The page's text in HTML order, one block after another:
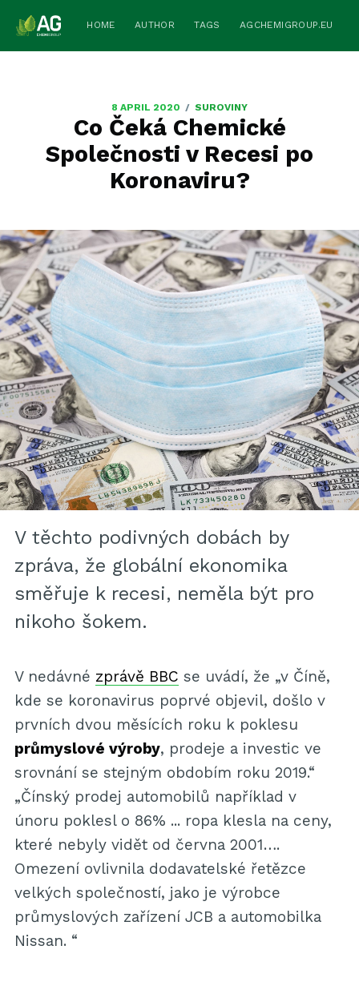
HOME AUTHOR TAGS AGCHEMIGROUP.EU
8 APRIL 2020 / SUROVINY
Co Čeká Chemické
Společnosti v Recesi po
Koronaviru?
V těchto podivných dobách by
zpráva, že globální ekonomika
směřuje k recesi, neměla být pro
nikoho šokem.
V nedávné zprávě BBC se uvádí, že „v Číně,
kde se koronavirus poprvé objevil, došlo v
prvních dvou měsících roku k poklesu
průmyslové výroby, prodeje a investic ve
srovnání se stejným obdobím roku 2019.“
„Čínský prodej automobilů například v
únoru poklesl o 86% ... ropa klesla na ceny,
které nebyly vidět od června 2001….
Omezení ovlivnila dodavatelské řetězce
velkých společností, jako je výrobce
průmyslových zařízení JCB a automobilka
Nissan. “